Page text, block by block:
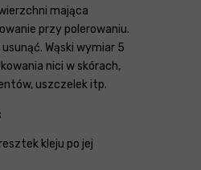
mająca
przy polerowaniu.
Wąski wymiar 5
nici w skórach,
uszczelek itp.
kleju po jej